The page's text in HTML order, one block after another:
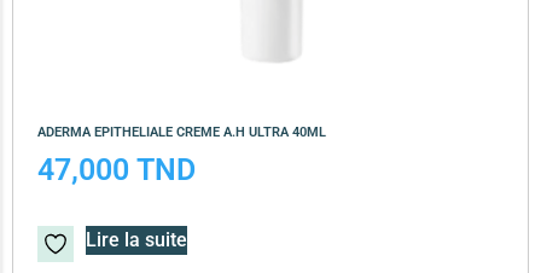
ADERMA EPITHELIALE CREME A.H ULTRA 40ML
47,000 TND
Lire la suite